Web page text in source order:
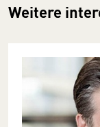
Weitere